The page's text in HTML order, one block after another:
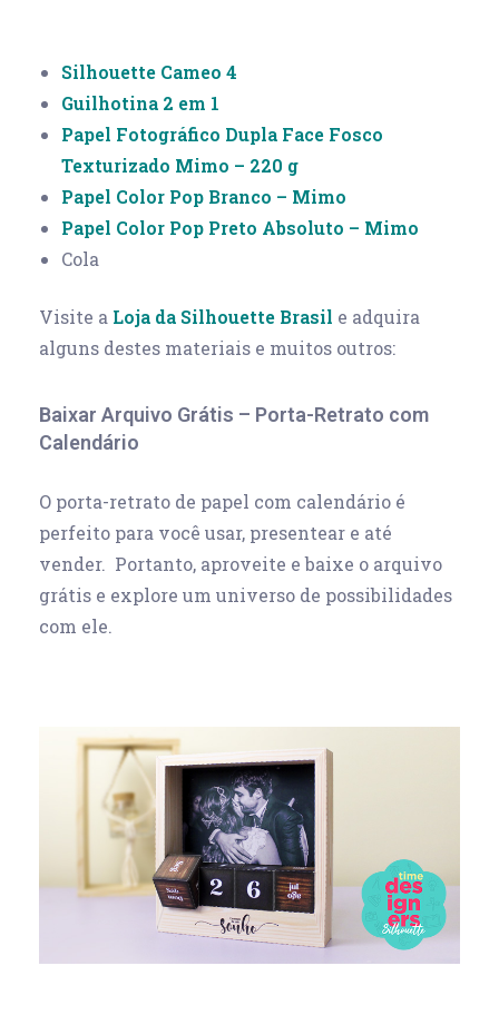
Silhouette Cameo 4
Guilhotina 2 em 1
Papel Fotográfico Dupla Face Fosco
Texturizado Mimo – 220 g
Papel Color Pop Branco – Mimo
Papel Color Pop Preto Absoluto – Mimo
Cola
Visite a Loja da Silhouette Brasil e adquira
alguns destes materiais e muitos outros:
Baixar Arquivo Grátis – Porta-Retrato com
Calendário
O porta-retrato de papel com calendário é
perfeito para você usar, presentear e até
vender. Portanto, aproveite e baixe o arquivo
grátis e explore um universo de possibilidades
com ele.